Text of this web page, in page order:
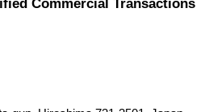
Commercial Transactions